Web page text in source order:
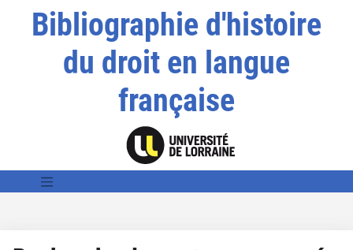
Bibliographie d'histoire
du droit en langue
française